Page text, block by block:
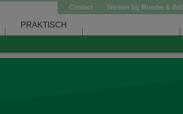
Contact Werken bij Moeder &
PRAKTISCH